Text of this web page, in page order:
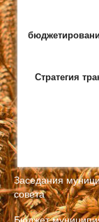
Стратегия
Заседания
совета